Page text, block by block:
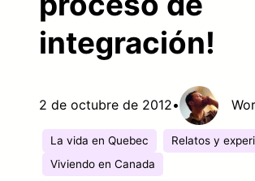
integración!
2 de octubre de 2012•
La vida en Quebec
Relatos y
Viviendo en Canada